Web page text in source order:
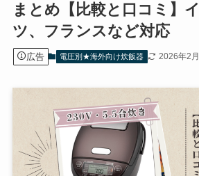
まとめ【比較と口コミ】
ツ、フランスなど対応
広告 電圧別★海外向け炊飯器 2026年2